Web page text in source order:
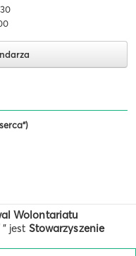
Wolontariatu
" jest Stowarzyszenie